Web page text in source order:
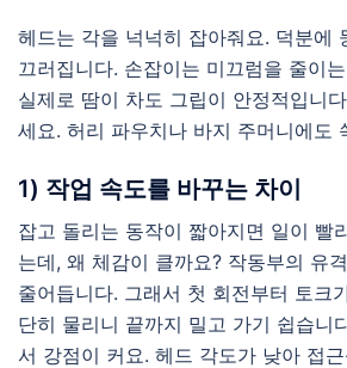
헤드는 각을 넉넉히 잡아줘요. 덕분에
끄러집니다. 손잡이는 미끄럼을 줄이
실제로 땀이 차도 그립이 안정적입니
세요. 허리 파우치나 바지 주머니에도
1) 작업 속도를 바꾸는 차이
잡고 돌리는 동작이 짧아지면 일이 빨
는데, 왜 체감이 클까요? 작동부의 유
줄어듭니다. 그래서 첫 회전부터 토크
단히 물리니 끝까지 밀고 가기 쉽습니
서 강점이 커요. 헤드 각도가 낮아 접